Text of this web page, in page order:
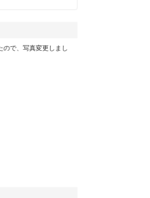
で、写真変更しまし